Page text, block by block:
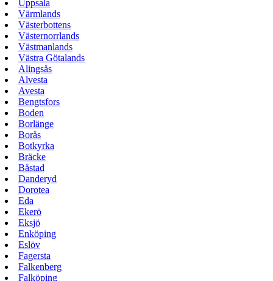
Uppsala
Värmlands
Västerbottens
Västernorrlands
Västmanlands
Västra Götalands
Alingsås
Alvesta
Avesta
Bengtsfors
Boden
Borlänge
Borås
Botkyrka
Bräcke
Båstad
Danderyd
Dorotea
Eda
Ekerö
Eksjö
Enköping
Eslöv
Fagersta
Falkenberg
Falköping